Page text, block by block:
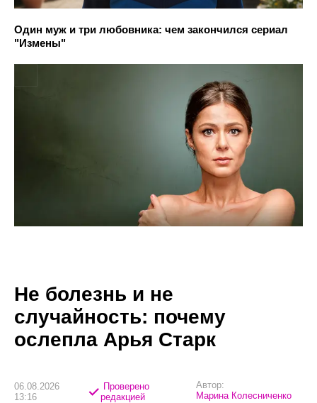
Один муж и три любовника: чем закончился сериал
"Измены"
Не болезнь и не
случайность: почему
ослепла Арья Старк
06.08.2026
13:16
Проверено
редакцией
Автор:
Марина Колесниченко